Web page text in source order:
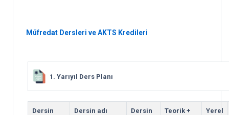
Müfredat Dersleri ve AKTS Kredileri
1. Yarıyıl Ders Planı
Dersin
Dersin adı
Dersin
Teorik +
Yerel